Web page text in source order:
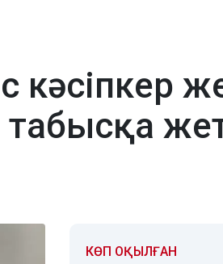
табысқа
КӨП ОҚЫЛҒАН